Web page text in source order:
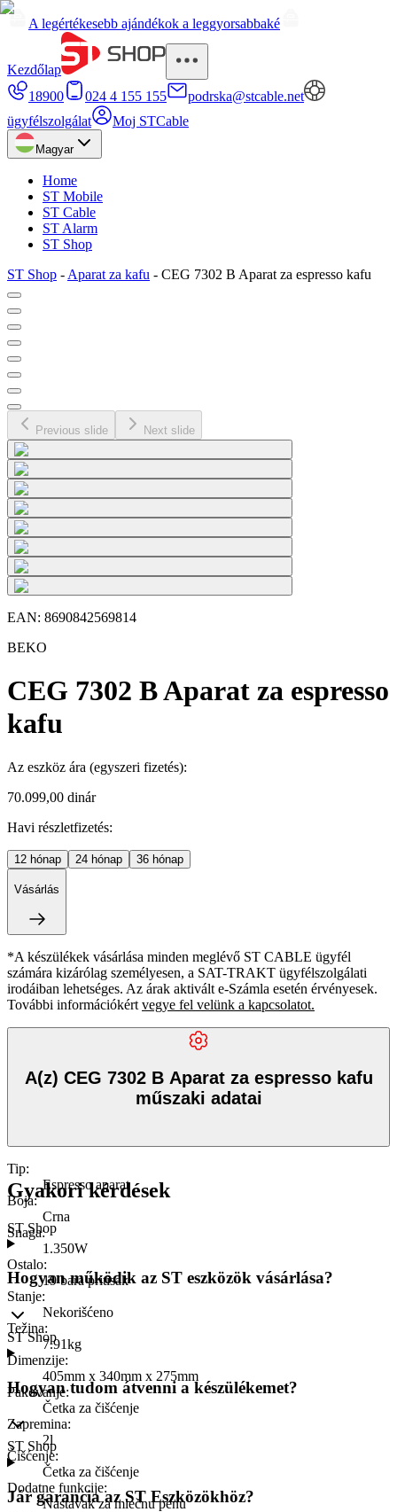
A legértékesebb ajándékok a leggyorsabbaké
Kezdőlap
18900
024 4 155 155
podrska@stcable.net
ügyfélszolgálat
Moj STCable
Magyar
Home
ST Mobile
ST Cable
ST Alarm
ST Shop
ST Shop - Aparat za kafu - CEG 7302 B Aparat za espresso kafu
Previous slide Next slide
EAN: 8690842569814
BEKO
CEG 7302 B Aparat za espresso
kafu
Az eszköz ára (egyszeri fizetés):
70.099,00 dinár
Havi részletfizetés:
12 hónap 24 hónap 36 hónap
Vásárlás
*A készülékek vásárlása minden meglévő ST CABLE ügyfél
számára kizárólag személyesen, a SAT-TRAKT ügyfélszolgálati
irodáiban lehetséges. Az árak aktivált e-Számla esetén érvényesek.
További információkért vegye fel velünk a kapcsolatot.
A(z) CEG 7302 B Aparat za espresso kafu
műszaki adatai
Tip:
Espresso aparat
Boja:
Crna
Snaga:
1.350W
Ostalo:
19 bara pritisak
Stanje:
Nekorišćeno
Težina:
7.91kg
Dimenzije:
405mm x 340mm x 275mm
Pakovanje:
Četka za čišćenje
Zapremina:
2l
Čišćenje:
Četka za čišćenje
Dodatne funkcije:
Nastavak za mlečnu penu
Gyakori kérdések
ST Shop
Hogyan működik az ST eszközök vásárlása?
ST Shop
Hogyan tudom átvenni a készülékemet?
ST Shop
Jár garancia az ST Eszközökhöz?